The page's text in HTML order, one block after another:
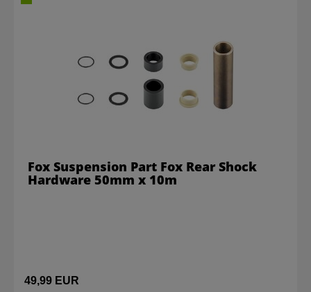
49,99 EUR
Fox Suspension Part Fox Rear Shock
Hardware 50mm x 10m